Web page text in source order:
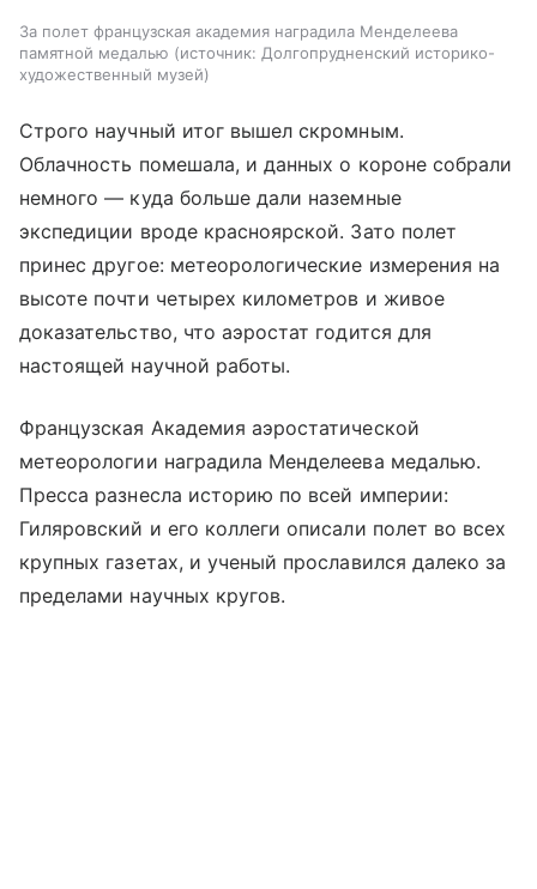
За полет французская академия наградила Менделеева
памятной медалью
источник: Долгопрудненский историко-
художественный музей
Строго научный итог вышел скромным.
Облачность помешала, и данных о короне собрали
немного — куда больше дали наземные
экспедиции вроде красноярской. Зато полет
принес другое: метеорологические измерения на
высоте почти четырех километров и живое
доказательство, что аэростат годится для
настоящей научной работы.
Французская Академия аэростатической
метеорологии наградила Менделеева медалью.
Пресса разнесла историю по всей империи:
Гиляровский и его коллеги описали полет во всех
крупных газетах, и ученый прославился далеко за
пределами научных кругов.